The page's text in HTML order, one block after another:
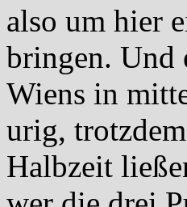
also um hier
bringen. Und
Wiens in
urig,
Halbzeit